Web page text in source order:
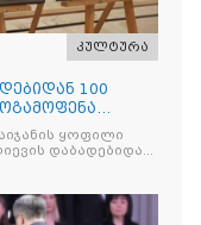
კულტურა
100
ყოფილი
დაბადებიდან